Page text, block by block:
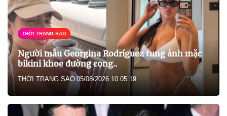
THỜI TRANG SAO
Người mẫu Georgina Rodríguez tung ảnh mặc
bikini khoe đường cong..
THỜI TRANG SAO 05/08/2026 10:05:19